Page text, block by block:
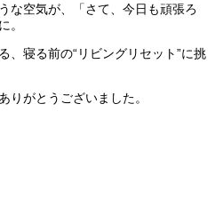
な空気が、「さて、今日も頑張ろ
。
、寝る前の“リビングリセット”に挑
りがとうございました。